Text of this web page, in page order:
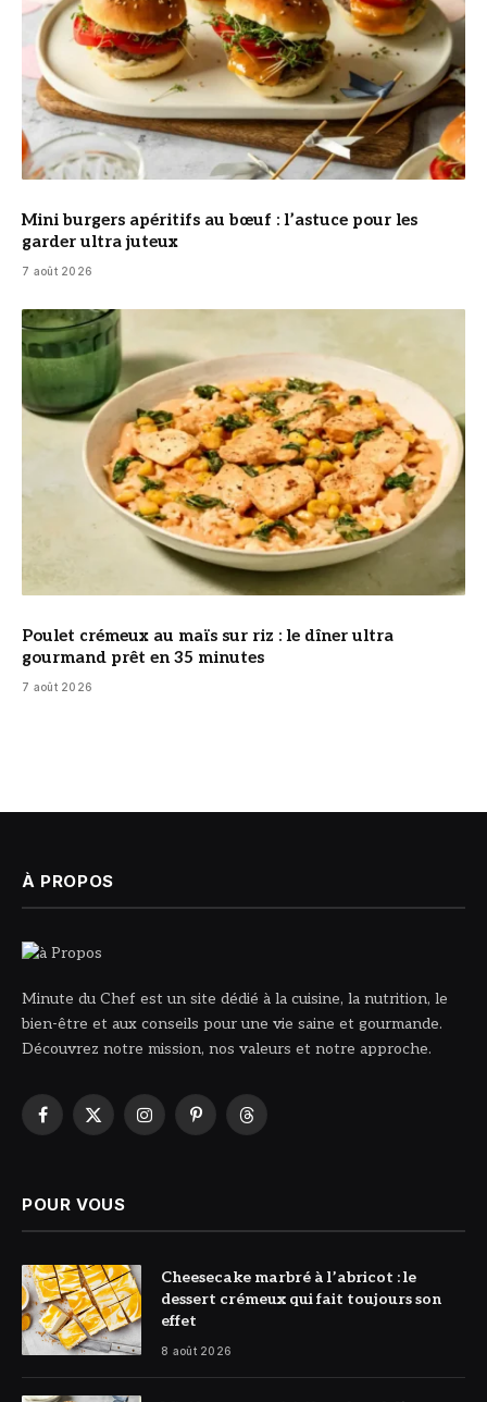
Mini burgers apéritifs au bœuf : l’astuce pour les
garder ultra juteux
7 août 2026
© DR
Poulet crémeux au maïs sur riz : le dîner ultra
gourmand prêt en 35 minutes
7 août 2026
À PROPOS
Minute du Chef est un site dédié à la cuisine, la nutrition, le
bien-être et aux conseils pour une vie saine et gourmande.
Découvrez notre mission, nos valeurs et notre approche.
Facebook
X
InstagramPinterestThreads
POUR VOUS
© DR
Cheesecake marbré à l’abricot : le
dessert crémeux qui fait toujours son
effet
8 août 2026